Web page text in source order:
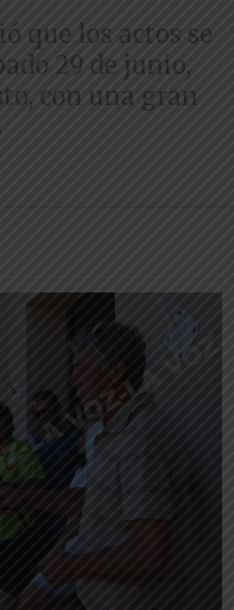
que los actos se
29 de junio,
con una gran